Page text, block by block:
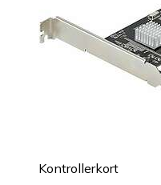
Kontrollerkort